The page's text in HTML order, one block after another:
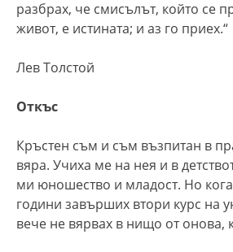
разбрах, че смисълът, който се
живот, е истината; и аз го приех.“
Лев Толстой
Откъс
Кръстен съм и съм възпитан в
вяра. Учиха ме на нея и в
ми юношество и младост. Но
години завърших втори курс на
вече не вярвах в нищо от онова,